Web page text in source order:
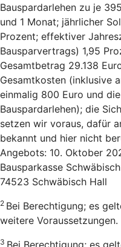
Bauspardarlehen zu je
und 1 Monat; jährlicher
Prozent; effektiver
Bausparvertrags) 1,95
Gesamtbetrag 29.138
Gesamtkosten (inklusive
einmalig 800 Euro und
Bauspardarlehen); die
setzen wir voraus, dafür
bekannt und hier nicht
Angebots: 10. Oktober
Bausparkasse
74523 Schwäbisch Hall
2 Bei Berechtigung; es
weitere Voraussetzungen.
3 Bei Berechtigung; es